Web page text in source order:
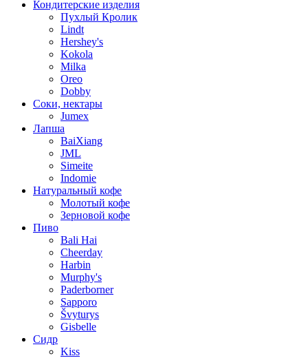
Кондитерские изделия
Пухлый Кролик
Lindt
Hershey's
Kokola
Milka
Oreo
Dobby
Соки, нектары
Jumex
Лапша
BaiXiang
JML
Simeite
Indomie
Натуральный кофе
Молотый кофе
Зерновой кофе
Пиво
Bali Hai
Cheerday
Harbin
Murphy's
Paderborner
Sapporo
Švyturys
Gisbelle
Сидр
Kiss